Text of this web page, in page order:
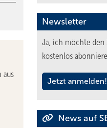
aus
Newsletter
Ja, ich möchte den
kostenlos
Jetzt anmelden!
News auf